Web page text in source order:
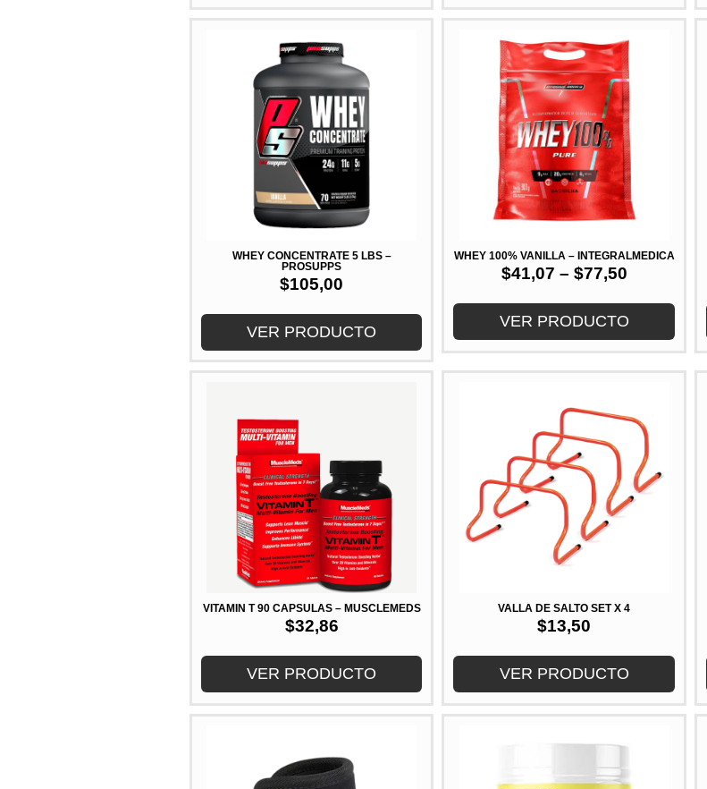
WHEY CONCENTRATE 5 LBS –
PROSUPPS
$105,00
VER PRODUCTO
WHEY 100% VANILLA – INTEGRALMEDICA
$41,07 – $77,50
VER PRODUCTO
VITAMIN T 90 CAPSULAS – MUSCLEMEDS
$32,86
VER PRODUCTO
VALLA DE SALTO SET X 4
$13,50
VER PRODUCTO